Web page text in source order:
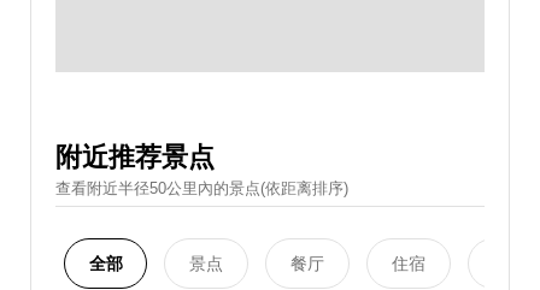
附近推荐景点
查看附近半径50公里內的景点(依距离排序)
全部 景点 餐厅 住宿